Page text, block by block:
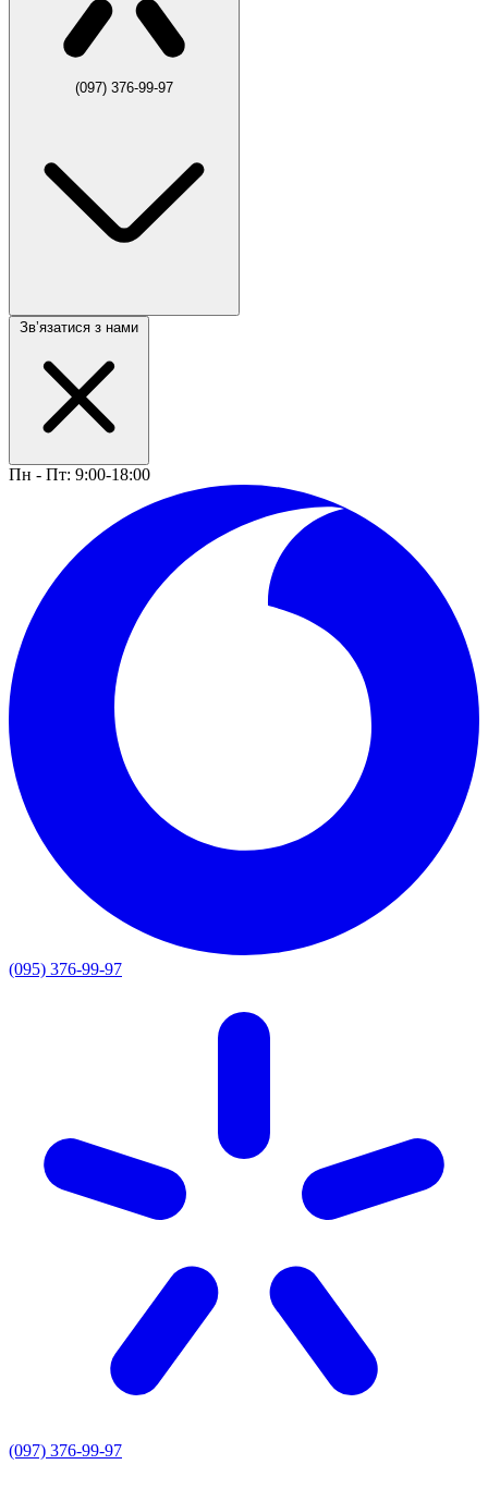
(097) 376-99-97
Звʼязатися з нами
Пн - Пт: 9:00-18:00
(095) 376-99-97
(097) 376-99-97